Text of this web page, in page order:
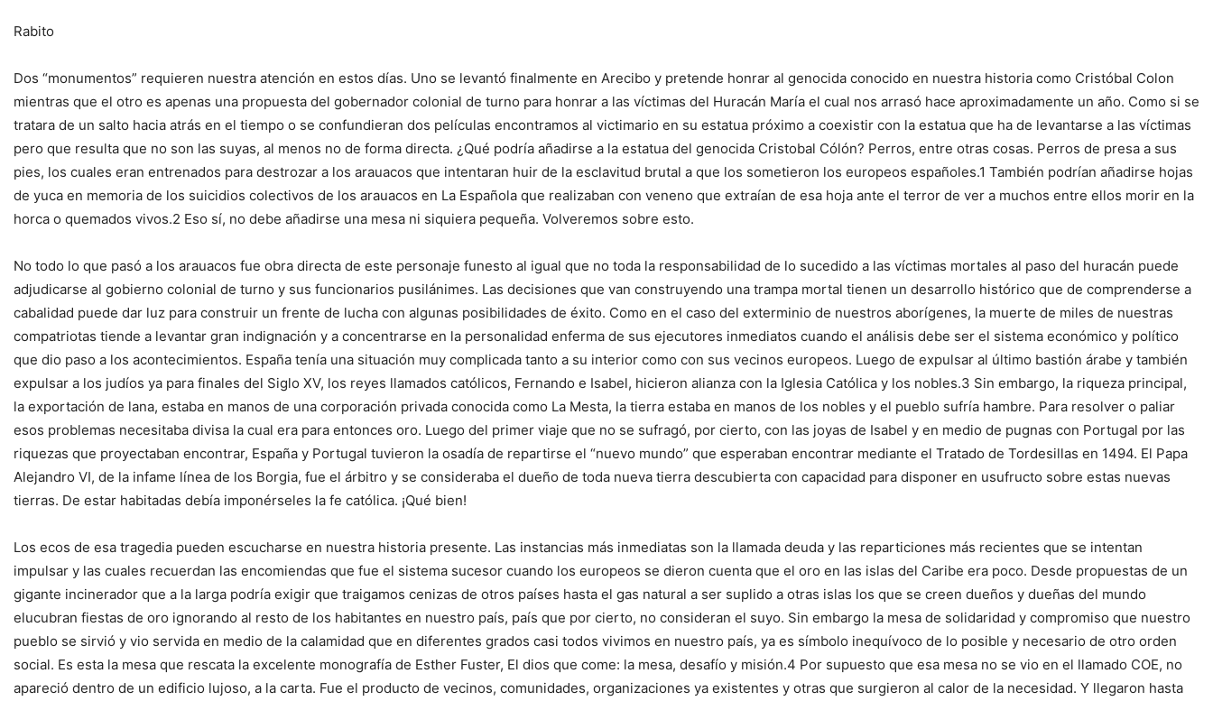
Rabito
Dos “monumentos” requieren nuestra atención en estos días. Uno se levantó finalmente en Arecibo y pretende honrar al genocida conocido en nuestra historia como Cristóbal Colon
mientras que el otro es apenas una propuesta del gobernador colonial de turno para honrar a las víctimas del Huracán María el cual nos arrasó hace aproximadamente un año. Como si se
tratara de un salto hacia atrás en el tiempo o se confundieran dos películas encontramos al victimario en su estatua próximo a coexistir con la estatua que ha de levantarse a las víctimas
pero que resulta que no son las suyas, al menos no de forma directa. ¿Qué podría añadirse a la estatua del genocida Cristobal Cólón? Perros, entre otras cosas. Perros de presa a sus
pies, los cuales eran entrenados para destrozar a los arauacos que intentaran huir de la esclavitud brutal a que los sometieron los europeos españoles.1 También podrían añadirse hojas
de yuca en memoria de los suicidios colectivos de los arauacos en La Española que realizaban con veneno que extraían de esa hoja ante el terror de ver a muchos entre ellos morir en la
horca o quemados vivos.2 Eso sí, no debe añadirse una mesa ni siquiera pequeña. Volveremos sobre esto.
No todo lo que pasó a los arauacos fue obra directa de este personaje funesto al igual que no toda la responsabilidad de lo sucedido a las víctimas mortales al paso del huracán puede
adjudicarse al gobierno colonial de turno y sus funcionarios pusilánimes. Las decisiones que van construyendo una trampa mortal tienen un desarrollo histórico que de comprenderse a
cabalidad puede dar luz para construir un frente de lucha con algunas posibilidades de éxito. Como en el caso del exterminio de nuestros aborígenes, la muerte de miles de nuestras
compatriotas tiende a levantar gran indignación y a concentrarse en la personalidad enferma de sus ejecutores inmediatos cuando el análisis debe ser el sistema económico y político
que dio paso a los acontecimientos. España tenía una situación muy complicada tanto a su interior como con sus vecinos europeos. Luego de expulsar al último bastión árabe y también
expulsar a los judíos ya para finales del Siglo XV, los reyes llamados católicos, Fernando e Isabel, hicieron alianza con la Iglesia Católica y los nobles.3 Sin embargo, la riqueza principal,
la exportación de lana, estaba en manos de una corporación privada conocida como La Mesta, la tierra estaba en manos de los nobles y el pueblo sufría hambre. Para resolver o paliar
esos problemas necesitaba divisa la cual era para entonces oro. Luego del primer viaje que no se sufragó, por cierto, con las joyas de Isabel y en medio de pugnas con Portugal por las
riquezas que proyectaban encontrar, España y Portugal tuvieron la osadía de repartirse el “nuevo mundo” que esperaban encontrar mediante el Tratado de Tordesillas en 1494. El Papa
Alejandro VI, de la infame línea de los Borgia, fue el árbitro y se consideraba el dueño de toda nueva tierra descubierta con capacidad para disponer en usufructo sobre estas nuevas
tierras. De estar habitadas debía imponérseles la fe católica. ¡Qué bien!
Los ecos de esa tragedia pueden escucharse en nuestra historia presente. Las instancias más inmediatas son la llamada deuda y las reparticiones más recientes que se intentan
impulsar y las cuales recuerdan las encomiendas que fue el sistema sucesor cuando los europeos se dieron cuenta que el oro en las islas del Caribe era poco. Desde propuestas de un
gigante incinerador que a la larga podría exigir que traigamos cenizas de otros países hasta el gas natural a ser suplido a otras islas los que se creen dueños y dueñas del mundo
elucubran fiestas de oro ignorando al resto de los habitantes en nuestro país, país que por cierto, no consideran el suyo. Sin embargo la mesa de solidaridad y compromiso que nuestro
pueblo se sirvió y vio servida en medio de la calamidad que en diferentes grados casi todos vivimos en nuestro país, ya es símbolo inequívoco de lo posible y necesario de otro orden
social. Es esta la mesa que rescata la excelente monografía de Esther Fuster, El dios que come: la mesa, desafío y misión.4 Por supuesto que esa mesa no se vio en el llamado COE, no
apareció dentro de un edificio lujoso, a la carta. Fue el producto de vecinos, comunidades, organizaciones ya existentes y otras que surgieron al calor de la necesidad. Y llegaron hasta